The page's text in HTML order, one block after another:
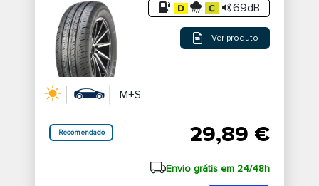
69dB
Ver produto
M+S
Recomendado 29,89 €
Envio grátis em 24/48h